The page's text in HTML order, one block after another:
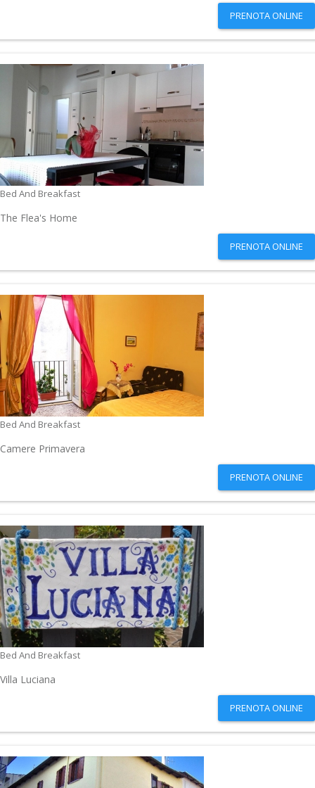
PRENOTA ONLINE
Bed And Breakfast
The Flea's Home
PRENOTA ONLINE
Bed And Breakfast
Camere Primavera
PRENOTA ONLINE
Bed And Breakfast
Villa Luciana
PRENOTA ONLINE